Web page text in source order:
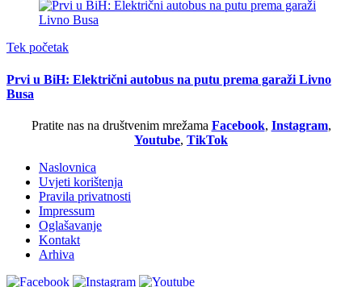
Tek početak
Prvi u BiH: Električni autobus na putu prema garaži Livno
Busa
Pratite nas na društvenim mrežama Facebook, Instagram,
Youtube, TikTok
Naslovnica
Uvjeti korištenja
Pravila privatnosti
Impressum
Oglašavanje
Kontakt
Arhiva